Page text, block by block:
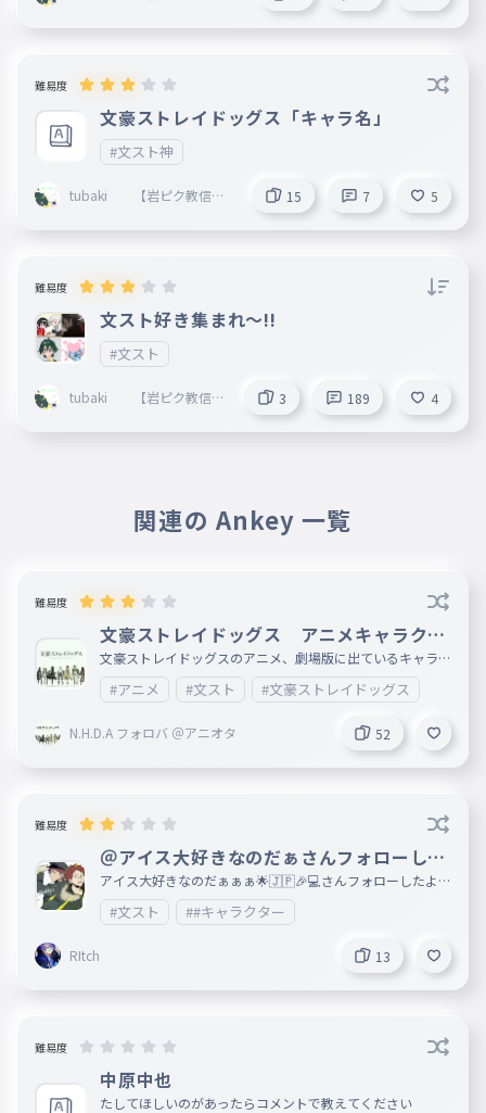
難易度
文豪ストレイドッグス「キャラ名」
#文スト神
tubaki 【岩ピク教信者
15 7 5
難易度
文スト好き集まれ〜!!
#文スト
tubaki 【岩ピク教信者
3 189 4
関連の Ankey 一覧
難易度
文豪ストレイドッグス アニメキャラクタ
ータイピング
文豪ストレイドッグスのアニメ、劇場版に出ているキャラク
ターの名前のタイピングです。 にわかなのでマニアックな
キャラは入ってないかもです💦 ※漫画にしかまだ出ていな
いキャラはありません
#アニメ #文スト #文豪ストレイドッグス
N.H.D.A フォロバ ＠アニオタ 52
難易度
＠アイス大好きなのだぁさんフォローした
よ！リクエストもみんなよろ 文スト
アイス大好きなのだぁぁぁ🌟🇯🇵🎉💻️さんフォローしたよー
！ ぜひ広めてほしいな！みんなもお願い！ うちも宣伝し
まくるし！ みんなもアイス大好きなのだぁぁぁ🌟🇯🇵🎉
💻️さんもリクエストお願い
#文スト ##キャラクター
RItch 13
難易度
中原中也
たしてほしいのがあったらコメントで教えてください